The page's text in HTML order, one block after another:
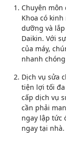
Chuyên môn
Khoa có
dưỡng và
Daikin. Với
của máy,
nhanh
Dịch vụ sửa
tiện lợi tối đa
cấp dịch vụ
cần phải
ngay lập tức
ngay tại nhà.